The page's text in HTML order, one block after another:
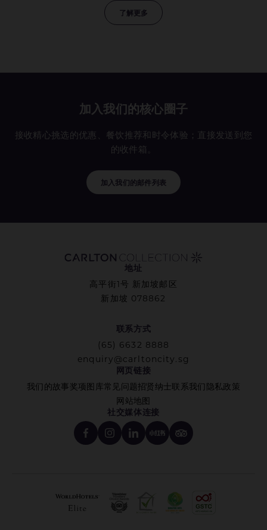
了解更多
加入我们的核心圈子
接收精心挑选的优惠、餐饮推荐和时令体验；直接发送到您
的收件箱。
加入我们的邮件列表
地址
高平街1号 新加坡邮区
新加坡 078862
联系方式
(65) 6632 8888
enquiry@carltoncity.sg
网页链接
我们的故事奖项图库常见问题招贤纳士联系我们 隐私政策
网站地图
社交媒体连接